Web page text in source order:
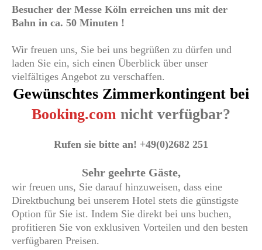
Besucher der Messe Köln erreichen uns mit der
Bahn in ca. 50 Minuten !
Wir freuen uns, Sie bei uns begrüßen zu dürfen und
laden Sie ein, sich einen Überblick über unser
vielfältiges Angebot zu verschaffen.
Gewünschtes Zimmerkontingent bei
Booking.com nicht verfügbar?
Rufen sie bitte an! +49(0)2682 251
Sehr geehrte Gäste,
wir freuen uns, Sie darauf hinzuweisen, dass eine
Direktbuchung bei unserem Hotel stets die günstigste
Option für Sie ist. Indem Sie direkt bei uns buchen,
profitieren Sie von exklusiven Vorteilen und den besten
verfügbaren Preisen.